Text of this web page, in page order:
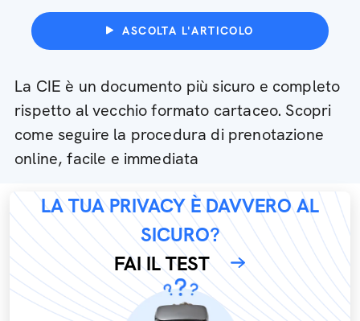
ASCOLTA L'ARTICOLO
La CIE è un documento più sicuro e completo
rispetto al vecchio formato cartaceo. Scopri
come seguire la procedura di prenotazione
online, facile e immediata
LA TUA PRIVACY È DAVVERO AL
SICURO?
FAI IL TEST